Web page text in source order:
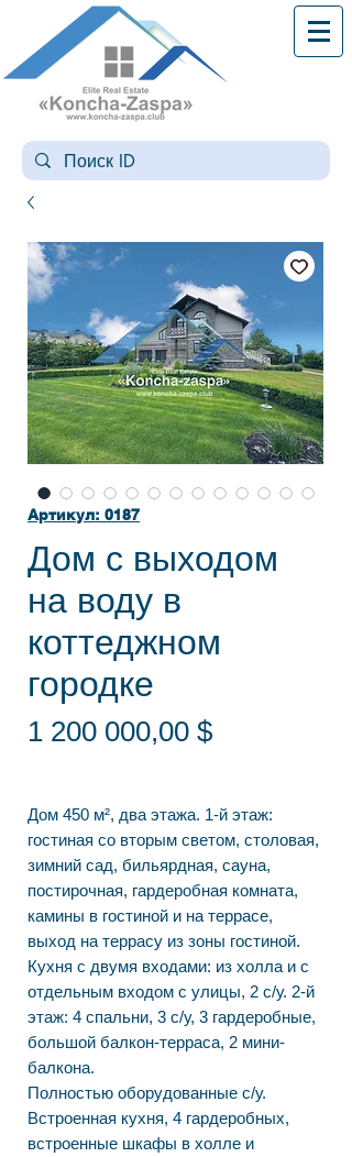
Артикул: 0187
Дом с выходом
на воду в
коттеджном
городке
1 200 000,00 $Цена
Дом 450 м², два этажа. 1-й этаж:
гостиная со вторым светом, столовая,
зимний сад, бильярдная, сауна,
постирочная, гардеробная комната,
камины в гостиной и на террасе,
выход на террасу из зоны гостиной.
Кухня с двумя входами: из холла и с
отдельным входом с улицы, 2 с/у. 2-й
этаж: 4 спальни, 3 с/у, 3 гардеробные,
большой балкон-терраса, 2 мини-
балкона.
Полностью оборудованные с/у.
Встроенная кухня, 4 гардеробных,
встроенные шкафы в холле и